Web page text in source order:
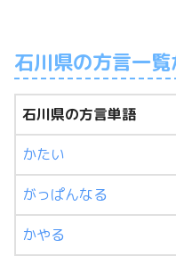
石川県の方言一
石川県の方言単語
かたい
がっぱんなる
かやる